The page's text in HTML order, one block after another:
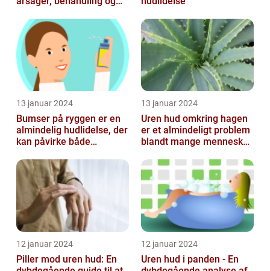
13 januar 2024
Bumser på ryggen er en
almindelig hudlidelse, der
kan påvirke både
13 januar 2024
Uren hud omkring hagen
er et almindeligt problem
blandt mange mennesker,
og...
12 januar 2024
Piller mod uren hud: En
12 januar 2024
Uren hud i panden - En